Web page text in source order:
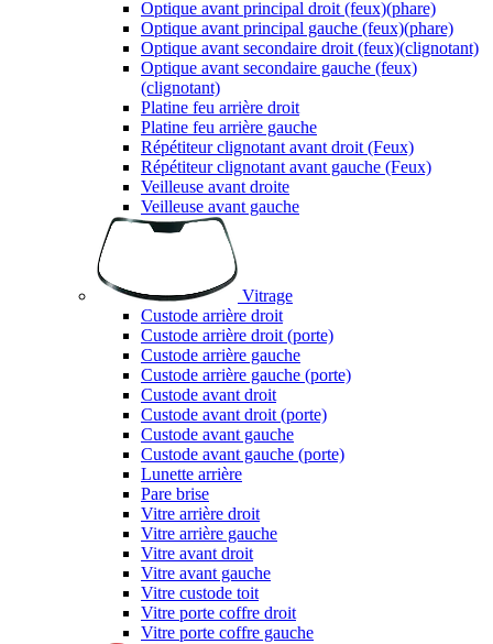
Optique avant principal droit (feux)(phare)
Optique avant principal gauche (feux)(phare)
Optique avant secondaire droit (feux)(clignotant)
Optique avant secondaire gauche (feux)
(clignotant)
Platine feu arrière droit
Platine feu arrière gauche
Répétiteur clignotant avant droit (Feux)
Répétiteur clignotant avant gauche (Feux)
Veilleuse avant droite
Veilleuse avant gauche
Vitrage
Custode arrière droit
Custode arrière droit (porte)
Custode arrière gauche
Custode arrière gauche (porte)
Custode avant droit
Custode avant droit (porte)
Custode avant gauche
Custode avant gauche (porte)
Lunette arrière
Pare brise
Vitre arrière droit
Vitre arrière gauche
Vitre avant droit
Vitre avant gauche
Vitre custode toit
Vitre porte coffre droit
Vitre porte coffre gauche